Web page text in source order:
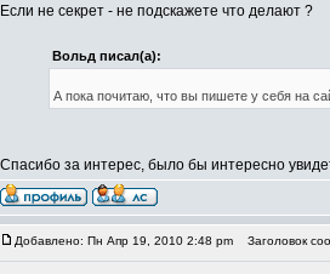
Если не секрет - не подскажете что делают ?
Вольд писал(а):
А пока почитаю, что вы пишете у себя на
Спасибо за интерес, было бы интересно
Добавлено: Пн Апр 19, 2010 2:48 pm Заголовок